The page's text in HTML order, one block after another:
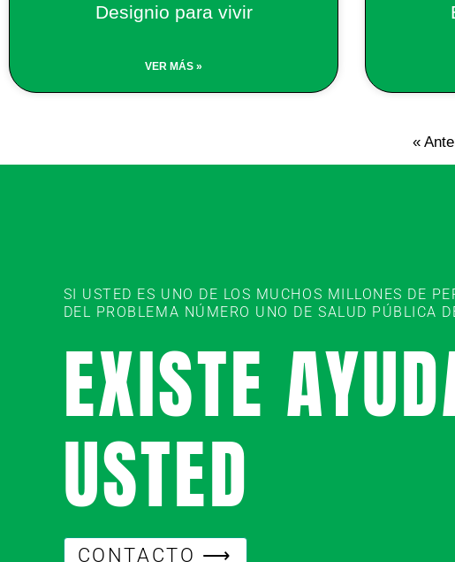
Designio para vivir
VER MÁS »
«
SI USTED ES UNO DE LOS MUCHOS MILLONES DE
DEL PROBLEMA NÚMERO UNO DE SALUD PÚBLICA
EXISTE
USTED
CONTACTO ⟶